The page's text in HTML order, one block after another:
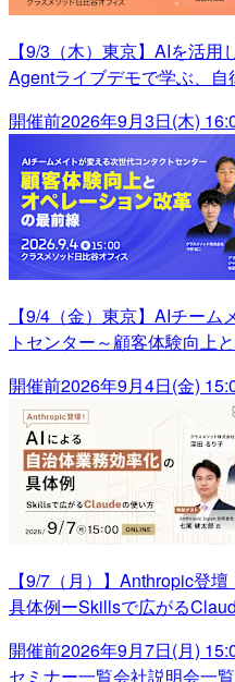
【9/3（木）東京】AIを活
Agentライブデモで学ぶ、
開催前2026年9月3日(木)
【9/4（金）東京】AIチー
トセンター～顧客体験向上
開催前2026年9月4日(金)
【9/7（月）】Anthropic登
具体例ーSkillsで広がる
開催前2026年9月7日(月)
セミナー一覧会社説明会一覧